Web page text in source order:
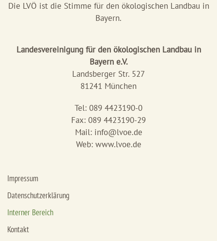
Die LVÖ ist die Stimme für den ökologischen Landbau in
Bayern.
Landesvereinigung für den ökologischen Landbau in
Bayern e.V.
Landsberger Str. 527
81241 München
Tel: 089 4423190-0
Fax: 089 4423190-29
Mail: info@lvoe.de
Web: www.lvoe.de
Impressum
Datenschutzerklärung
Interner Bereich
Kontakt